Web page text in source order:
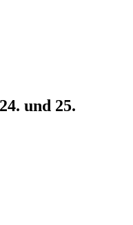
und 25.